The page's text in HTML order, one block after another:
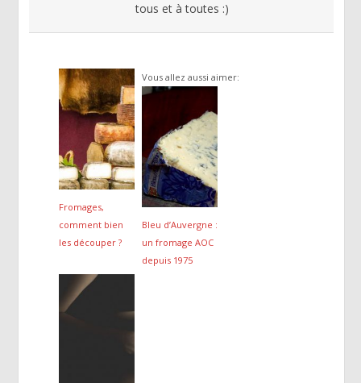
tous et à toutes :)
Vous allez aussi aimer:
Fromages,
comment bien
les découper ?
Bleu d’Auvergne :
un fromage AOC
depuis 1975